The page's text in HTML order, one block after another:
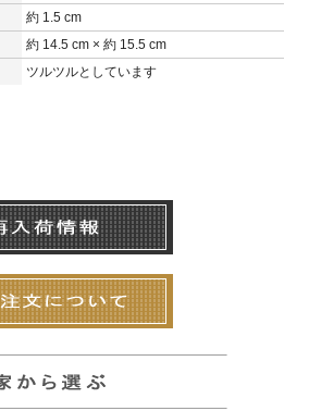
約 1.5 cm
約 14.5 cm × 約 15.5 cm
ツルツルとしています